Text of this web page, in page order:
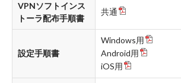
VPNソフトインス
トーラ配布手順書
共通
設定手順書
Windows用
Android用
iOS用